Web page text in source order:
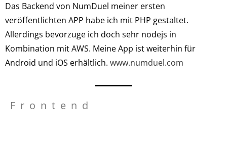
Das Backend von NumDuel meiner ersten
veröffentlichten APP habe ich mit PHP gestaltet.
Allerdings bevorzuge ich doch sehr nodejs in
Kombination mit AWS. Meine App ist weiterhin für
Android und iOS erhältlich. www.numduel.com
Frontend